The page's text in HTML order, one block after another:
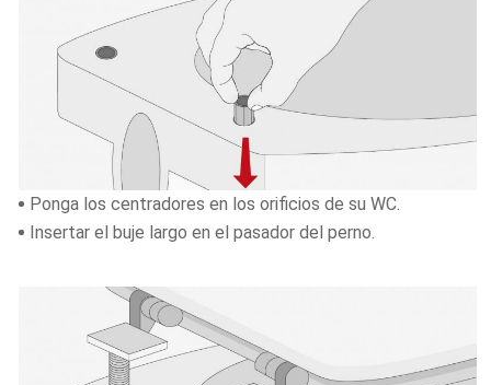
Ponga los centradores en los orificios de su WC.
Insertar el buje largo en el pasador del perno.